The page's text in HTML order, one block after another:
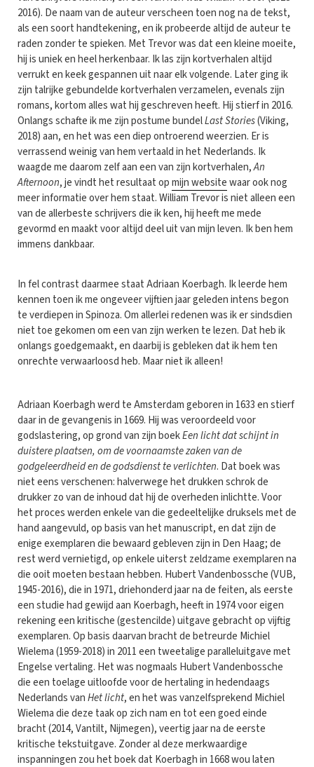
2016). De naam van de auteur verscheen toen nog na de tekst,
als een soort handtekening, en ik probeerde altijd de auteur te
raden zonder te spieken. Met Trevor was dat een kleine moeite,
hij is uniek en heel herkenbaar. Ik las zijn kortverhalen altijd
verrukt en keek gespannen uit naar elk volgende. Later ging ik
zijn talrijke gebundelde kortverhalen verzamelen, evenals zijn
romans, kortom alles wat hij geschreven heeft. Hij stierf in 2016.
Onlangs schafte ik me zijn postume bundelLast Stories(Viking,
2018) aan, en het was een diep ontroerend weerzien. Er is
verrassend weinig van hem vertaald in het Nederlands. Ik
waagde me daarom zelf aan een van zijn kortverhalen,An
Afternoon, je vindt het resultaat opmijn websitewaar ook nog
meer informatie over hem staat. William Trevor is niet alleen een
van de allerbeste schrijvers die ik ken, hij heeft me mede
gevormd en maakt voor altijd deel uit van mijn leven. Ik ben hem
immens dankbaar.
In fel contrast daarmee staat Adriaan Koerbagh. Ik leerde hem
kennen toen ik me ongeveer vijftien jaar geleden intens begon
te verdiepen in Spinoza. Om allerlei redenen was ik er sindsdien
niet toe gekomen om een van zijn werken te lezen. Dat heb ik
onlangs goedgemaakt, en daarbij is gebleken dat ik hem ten
onrechte verwaarloosd heb. Maar niet ik alleen!
Adriaan Koerbagh werd te Amsterdam geboren in 1633 en stierf
daar in de gevangenis in 1669. Hij was veroordeeld voor
godslastering, op grond van zijn boekEen licht dat schijnt in
duistere plaatsen, om de voornaamste zaken van de
godgeleerdheid en de godsdienst te verlichten. Dat boek was
niet eens verschenen: halverwege het drukken schrok de
drukker zo van de inhoud dat hij de overheden inlichtte. Voor
het proces werden enkele van die gedeeltelijke druksels met de
hand aangevuld, op basis van het manuscript, en dat zijn de
enige exemplaren die bewaard gebleven zijn in Den Haag; de
rest werd vernietigd, op enkele uiterst zeldzame exemplaren na
die ooit moeten bestaan hebben. Hubert Vandenbossche (VUB,
1945-2016), die in 1971, driehonderd jaar na de feiten, als eerste
een studie had gewijd aan Koerbagh, heeft in 1974 voor eigen
rekening een kritische (gestencilde) uitgave gebracht op vijftig
exemplaren. Op basis daarvan bracht de betreurde Michiel
Wielema (1959-2018) in 2011 een tweetalige paralleluitgave met
Engelse vertaling. Het was nogmaals Hubert Vandenbossche
die een toelage uitloofde voor de hertaling in hedendaags
Nederlands vanHet licht, en het was vanzelfsprekend Michiel
Wielema die deze taak op zich nam en tot een goed einde
bracht (2014, Vantilt, Nijmegen), veertig jaar na de eerste
kritische tekstuitgave. Zonder al deze merkwaardige
inspanningen zou het boek dat Koerbagh in 1668 wou laten